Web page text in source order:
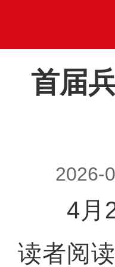
首届
2026-
4月23
读者阅